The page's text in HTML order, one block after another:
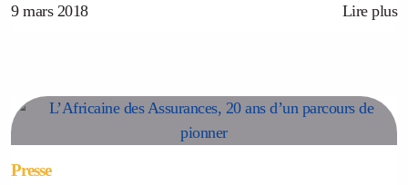
9 mars 2018 Lire plus
Presse